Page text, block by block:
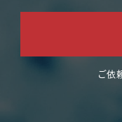
ご依